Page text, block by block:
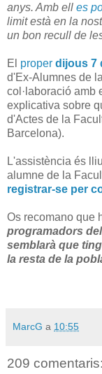
anys. Amb ell es
limit està en la
un bon recull de
El proper dijous 7
d'Ex-Alumnes de
col·laboració amb
explicativa sobre
d'Actes de la
Barcelona).
L'assistència és
alumne de la
registrar-se per
Os recomano que
programadors
semblarà que
la resta de la
MarcG a 10:55
209 comentaris: